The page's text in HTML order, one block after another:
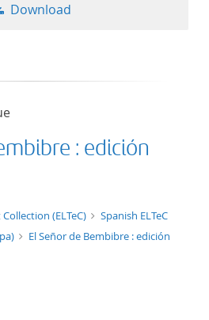
Download
: edición
(ELTeC)
Spanish ELTeC
El Señor de Bembibre : edición